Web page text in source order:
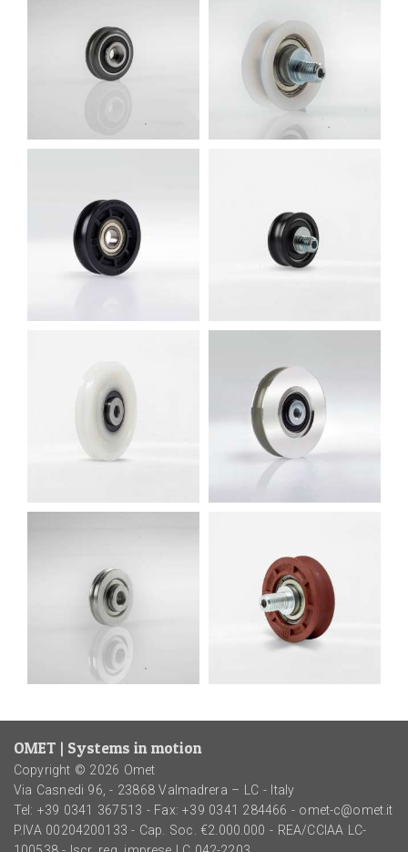
OMET | Systems in motion
Copyright © 2026 Omet
Via Casnedi 96, - 23868 Valmadrera – LC - Italy
Tel:+39 0341 367513 - Fax: +39 0341 284466 - omet-c@omet.it
P.IVA 00204200133 - Cap. Soc. €2.000.000 - REA/CCIAA LC-